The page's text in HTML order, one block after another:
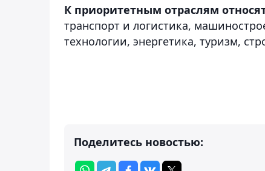
К приоритетным отраслям
транспорт и логистика,
технологии, энергетика, туризм,
Поделитесь новостью: